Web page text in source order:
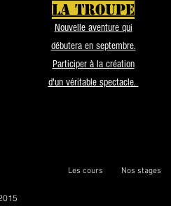
LA TROUPE
Nouvelle aventure qui
débutera en septembre.
Participer à la création
d'un véritable spectacle.
Les cours Nos stages